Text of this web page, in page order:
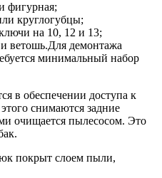
фигурная;
круглогубцы;
на 10, 12 и 13;
ветошь.Для демонтажа
минимальный набор
в обеспечении доступа к
снимаются задние
очищается пылесосом. Это
покрыт слоем пыли,